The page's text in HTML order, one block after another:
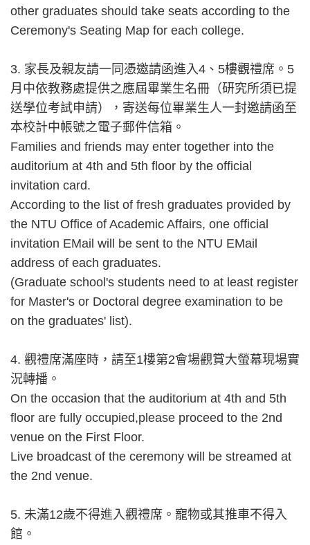
other graduates should take seats according to the
Ceremony's Seating Map for each college.
3. 家長及親友請一同憑邀請函進入4、5樓觀禮席。5
月中依教務處提供之應屆畢業生名冊（研究所須已提
送學位考試申請），寄送每位畢業生人一封邀請函至
本校計中帳號之電子郵件信箱。
Families and friends may enter together into the
auditorium at 4th and 5th floor by the official
invitation card.
According to the list of fresh graduates provided by
the NTU Office of Academic Affairs, one official
invitation EMail will be sent to the NTU EMail
address of each graduates.
(Graduate school's students need to at least register
for Master's or Doctoral degree examination to be
on the graduates' list).
4. 觀禮席滿座時，請至1樓第2會場觀賞大螢幕現場實
況轉播。
On the occasion that the auditorium at 4th and 5th
floor are fully occupied,please proceed to the 2nd
venue on the First Floor.
Live broadcast of the ceremony will be streamed at
the 2nd venue.
5. 未滿12歲不得進入觀禮席。寵物或其推車不得入
館。